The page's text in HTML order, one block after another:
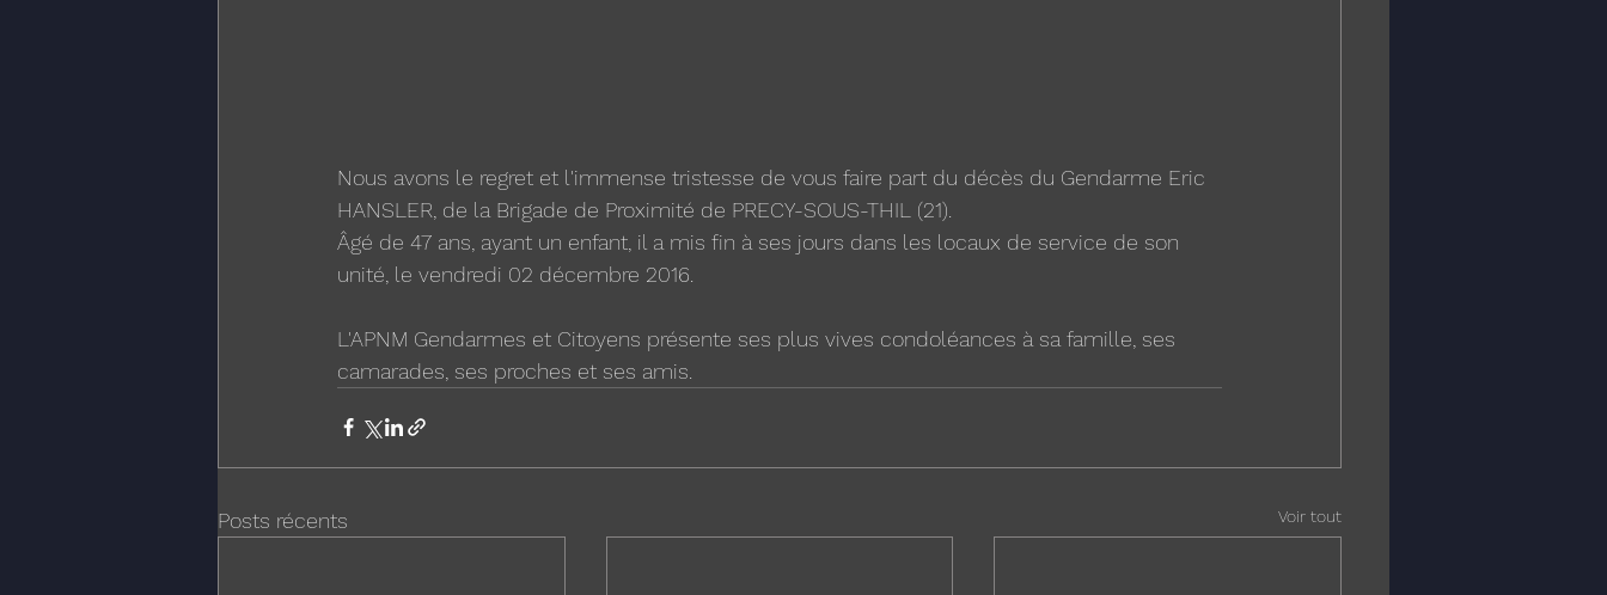
Nous avons le regret et l'immense tristesse de vous faire part du décès du Gendarme Eric
HANSLER, de la Brigade de Proximité de PRECY-SOUS-THIL (21).
Âgé de 47 ans, ayant un enfant, il a mis fin à ses jours dans les locaux de service de son
unité, le vendredi 02 décembre 2016.
L'APNM Gendarmes et Citoyens présente ses plus vives condoléances à sa famille, ses
camarades, ses proches et ses amis.
Posts récents Voir tout